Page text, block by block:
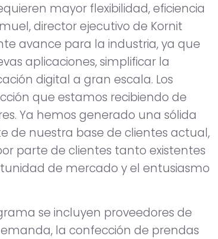
mayor flexibilidad, eficiencia
director ejecutivo de Kornit
avance para la industria, ya que
aplicaciones, simplificar la
digital a gran escala. Los
que estamos recibiendo de
Ya hemos generado una sólida
de nuestra base de clientes actual,
parte de clientes tanto existentes
de mercado y el entusiasmo
se incluyen proveedores de
la confección de prendas